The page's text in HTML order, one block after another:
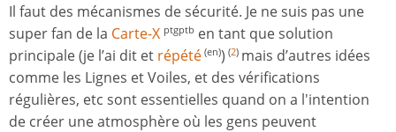
Il faut des mécanismes de sécurité. Je ne suis pas une
super fan de la Carte-X ptgptb en tant que solution
principale (je l’ai dit et répété (en)) (2) mais d’autres idées
comme les Lignes et Voiles, et des vérifications
régulières, etc sont essentielles quand on a l'intention
de créer une atmosphère où les gens peuvent